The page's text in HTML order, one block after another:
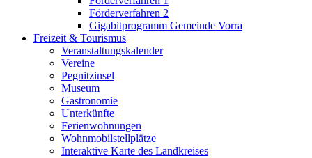
Förderverfahren 2
Gigabitprogramm Gemeinde Vorra
Freizeit & Tourismus
Veranstaltungskalender
Vereine
Pegnitzinsel
Museum
Gastronomie
Unterkünfte
Ferienwohnungen
Wohnmobilstellplätze
Interaktive Karte des Landkreises